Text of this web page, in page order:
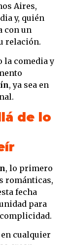
Aires,
y, quién
con un
relación.
la comedia y
, ya sea en
de lo
, lo primero
románticas,
fecha
para
cualquier